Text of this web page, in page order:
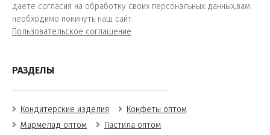
даете согласия на обработку своих персональных данных,вам
необходимо покинуть наш сайт.
Пользовательское соглашение
РАЗДЕЛЫ
Кондитерские изделия
Конфеты оптом
Мармелад оптом
Пастила оптом